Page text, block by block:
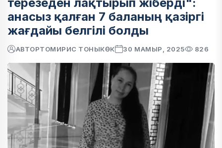
анасыз қалған 7 баланың қазіргі
жағдайы белгілі болды
АВТОРТОМИРИС ТОНЫКӨК 30 МАМЫР, 2025 826